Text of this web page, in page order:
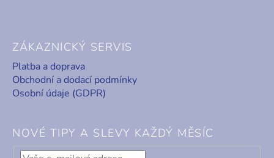
ZÁKAZNICKÝ SERVIS
Platba a doprava
Obchodní a dodací podmínky
Osobní údaje (GDPR)
NOVÉ TIPY A SLEVY KAŽDÝ MĚSÍC